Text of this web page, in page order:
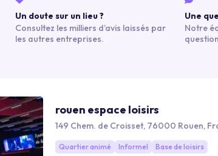
Un doute sur un lieu ?
Consultez les milliers d’avis laissés par
les autres entreprises.
Une
Notre
rouen espace loisirs
149 Chem. de Croisset, 76000 Rouen,
Quartier animé Informel Base de loisirs